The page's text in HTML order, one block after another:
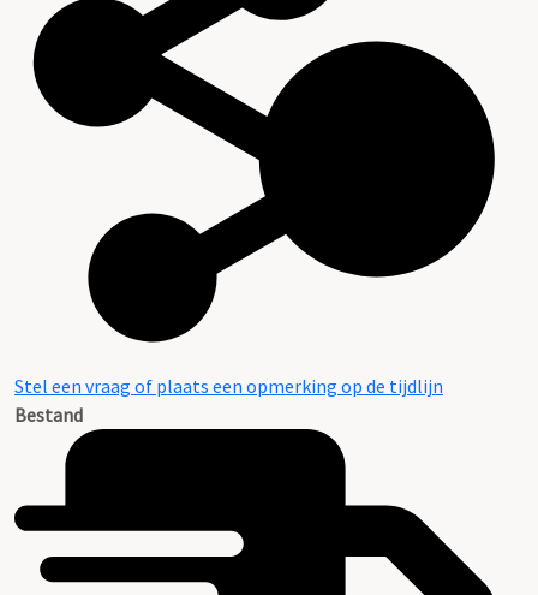
Stel een vraag of plaats een opmerking op de tijdlijn
Bestand